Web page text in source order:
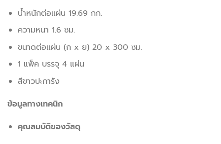
น้ำหนักต่อแผ่น 19.69 กก.
ความหนา 1.6 ซม.
ขนาดต่อแผ่น (ก x ย) 20 x 300 ซม.
1 แพ็ค บรรจุ 4 แผ่น
สีขาวปะการัง
ข้อมูลทางเทคนิก
คุณสมบัติของวัสดุ